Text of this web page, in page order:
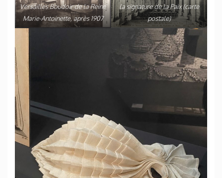
Versailles Boudoir de la Reine
Marie-Antoinette, après 1907
la signature de la Paix (carte
postale)